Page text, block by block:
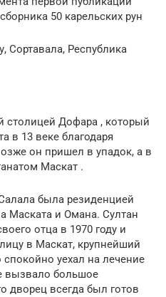
50 карельских рун
Сортавала, Республика
столицей Дофара , который
в 13 веке благодаря
он пришел в упадок, а в
Маскат .
была резиденцией
Маската и Омана. Султан
отца в 1970 году и
в Маскат, крупнейший
уехал на лечение
вызвало большое
дворец всегда был готов